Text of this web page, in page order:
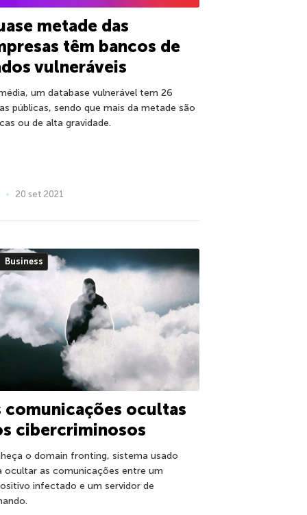
metade das
têm bancos de
vulneráveis
um database vulnerável tem 26
públicas, sendo que mais da metade são
ou de alta gravidade.
20 set 2021
Business
comunicações ocultas
cibercriminosos
o domain fronting, sistema usado
ocultar as comunicações entre um
infectado e um servidor de